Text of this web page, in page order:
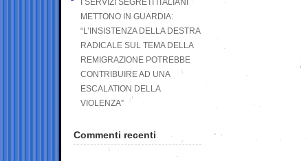
I SERVIZI SEGRETI ITALIANI
METTONO IN GUARDIA:
“L’INSISTENZA DELLA DESTRA
RADICALE SUL TEMA DELLA
REMIGRAZIONE POTREBBE
CONTRIBUIRE AD UNA
ESCALATION DELLA
VIOLENZA”
Commenti recenti